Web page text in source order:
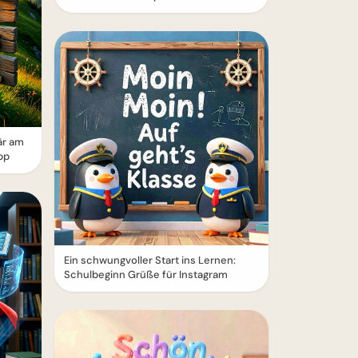
am
Ein schwungvoller Start ins Lernen:
Schulbeginn Grüße für Instagram